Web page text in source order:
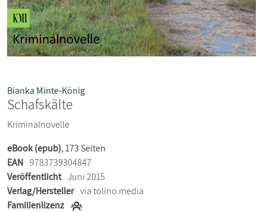
Bianka Minte-König
Schafskälte
Kriminalnovelle
eBook (epub), 173 Seiten
EAN 9783739304847
Veröffentlicht Juni 2015
Verlag/Hersteller via tolino media
Familienlizenz